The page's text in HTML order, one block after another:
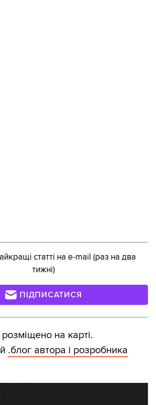
статті на e-mail (раз на два
тижні)
ПІДПИСАТИСЯ
на карті.
.блог автора і розробника